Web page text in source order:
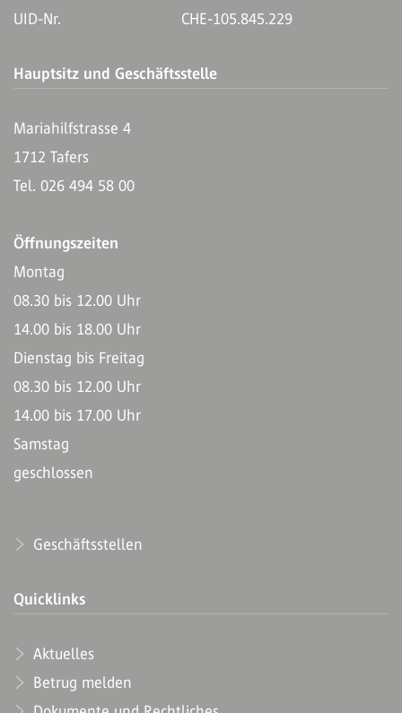
UID-Nr.
CHE-105.845.229
Hauptsitz und Geschäftsstelle
Mariahilfstrasse 4
1712 Tafers
Tel. 026 494 58 00
Öffnungszeiten
Montag
08.30 bis 12.00 Uhr
14.00 bis 18.00 Uhr
Dienstag bis Freitag
08.30 bis 12.00 Uhr
14.00 bis 17.00 Uhr
Samstag
geschlossen
Geschäftsstellen
Quicklinks
Aktuelles
Betrug melden